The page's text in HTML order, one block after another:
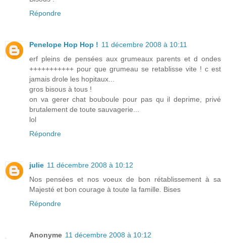
Répondre
Penelope Hop Hop ! 11 décembre 2008 à 10:11
erf pleins de pensées aux grumeaux parents et d ondes
+++++++++++ pour que grumeau se retablisse vite ! c est
jamais drole les hopitaux...
gros bisous à tous !
on va gerer chat bouboule pour pas qu il deprime, privé
brutalement de toute sauvagerie...
lol
Répondre
julie 11 décembre 2008 à 10:12
Nos pensées et nos voeux de bon rétablissement à sa
Majesté et bon courage à toute la famille. Bises
Répondre
Anonyme 11 décembre 2008 à 10:12